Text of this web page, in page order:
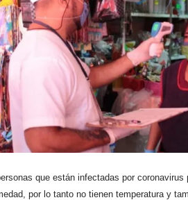
que están infectadas por
por lo tanto no tienen temperatura y